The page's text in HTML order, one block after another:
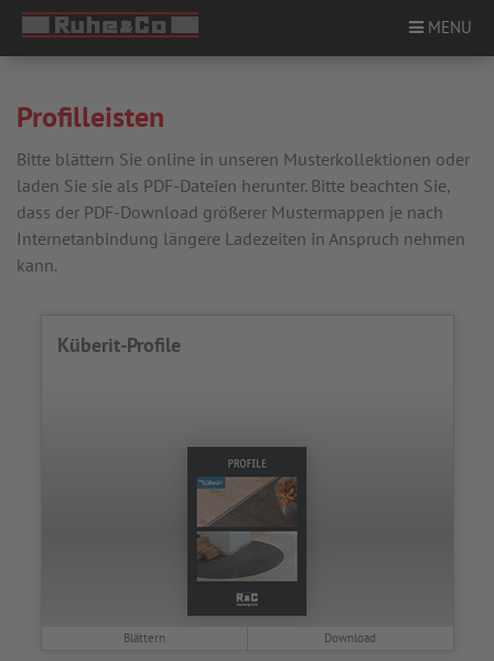
MENU
PRODUKTE
STANDORTE
Profilleisten
Bitte blättern Sie online in unseren Musterkollektionen oder
laden Sie sie als PDF-Dateien herunter. Bitte beachten Sie,
dass der PDF-Download größerer Mustermappen je nach
Internetanbindung längere Ladezeiten in Anspruch nehmen
kann.
Küberit-Profile
Blättern Download